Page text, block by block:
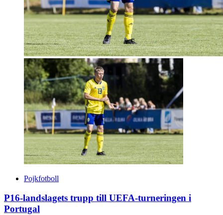
Pojkfotboll
P16-landslagets trupp till UEFA-turneringen i
Portugal